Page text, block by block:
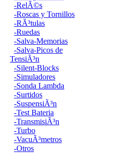
-RelÃ©s
-Roscas y Tornillos
-RÃ³tulas
-Ruedas
-Salva-Memorias
-Salva-Picos de
TensiÃ³n
-Silent-Blocks
-Simuladores
-Sonda Lambda
-Surtidos
-SuspensiÃ³n
-Test Bateria
-TransmisiÃ³n
-Turbo
-VacuÃ³metros
-Otros